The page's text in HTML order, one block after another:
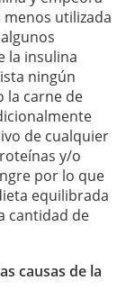
utilizada
la insulina
ningún
la carne de
de cualquier
y/o
por lo que
equilibrada
cantidad de
causas de la